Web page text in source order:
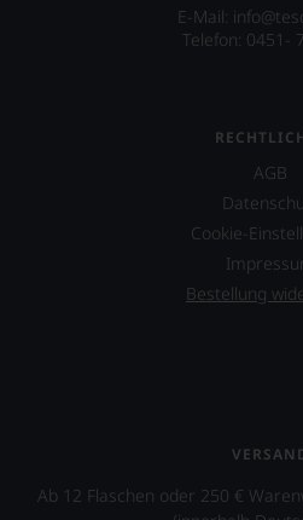
E-Mail:
Telefon: 0451-
AGB
Cookie-
Bestellung
Ab 12 Flaschen oder 250 €